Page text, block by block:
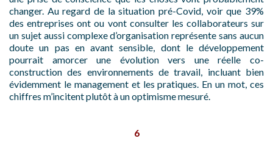
changer. Au regard de la situation pré-Covid, voir que 39%
des entreprises ont ou vont consulter les collaborateurs sur
un sujet aussi complexe d’organisation représente sans aucun
doute un pas en avant sensible, dont le développement
pourrait amorcer une évolution vers une réelle co-
construction des environnements de travail, incluant bien
évidemment le management et les pratiques. En un mot, ces
chiffres m’incitent plutôt à un optimisme mesuré.
6